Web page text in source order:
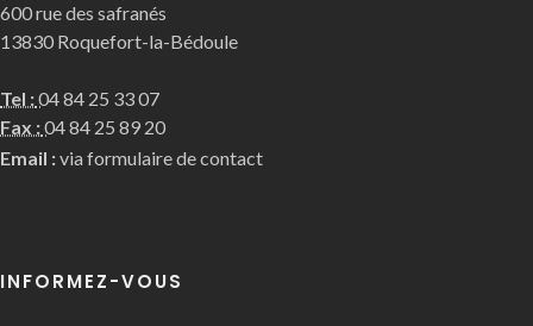
600 rue des safranés
13830 Roquefort-la-Bédoule
Tel :04 84 25 33 07
Fax :04 84 25 89 20
Email :via formulaire de contact
INFORMEZ-VOUS